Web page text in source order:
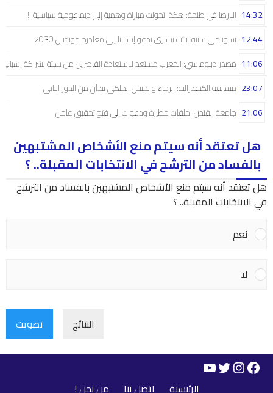
البارصا في طنجة: هكذا تحولت مباراة وهمية إلى ديماغوجية سياسية..! 14:32
تسونامي سبتة: نائب يساري يدعو إسبانيا إلى مغادرة مونديال 2030 12:44
مصدر دبلوماسي: المغرب مستعد لاستعادة القاصرين من سبتة بشراكة إسبانية 11:06
مسابقة الكنفدرالية: الرجاء والجيش الملكي يبدآن من الدور الثاني 23:07
جامعة القنص: ملفات خطيرة ودعوات إلى فتح تحقيق عاجل 21:06
هل تعتقد أنه سيتم منع الأشخاص المشتبهين
بالفساد من الترشح في الانتخابات المقبلة.. ؟
هل تعتقد أنه سيتم منع الأشخاص المشتبهين بالفساد من الترشح
في الانتخابات المقبلة.. ؟
نعم
لا
النتائج تصويت
Facebook
Instagram
Twitter
YouTube
الرئيسية اتصل بنا من نحن !